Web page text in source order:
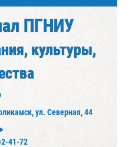
ПГНИУ
культуры,
ул. Северная, 44
41-72